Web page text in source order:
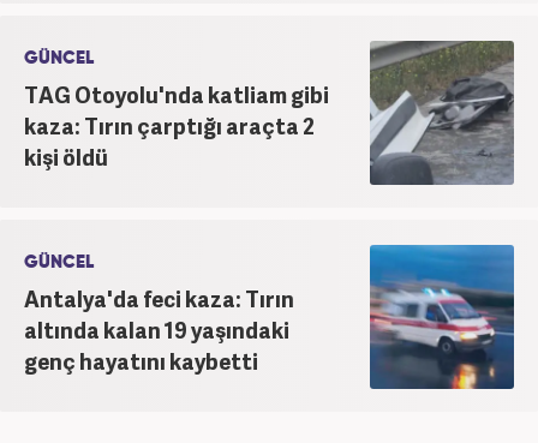
GÜNCEL
TAG Otoyolu'nda katliam gibi
kaza: Tırın çarptığı araçta 2
kişi öldü
GÜNCEL
Antalya'da feci kaza: Tırın
altında kalan 19 yaşındaki
genç hayatını kaybetti